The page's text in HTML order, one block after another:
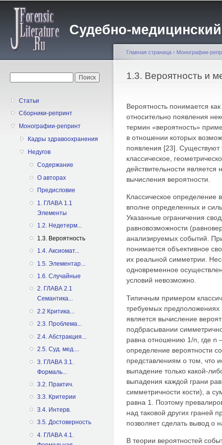
Судебно-
Статьи
Сборники-репринт
Монографии-репринт
Кадры здравоохранения
Недугов
Содержание
О авторах
Предисловие
1. ГЛАВА 1.1
Элементы
1.2. Недетерм...
1.3. Вероятность
1.4. Аксиомат...
1.5. Элементар...
1.6. Случайные
2. ГЛАВА 2.1
Семантика...
2.2 Критика...
2.3. Проблема...
2.4. Абстракция...
2.5. Суд. мед....
3. ГЛАВА 3.1.
Формаль...
3.2. Практич.
3.3. Критерии
3.4. Интерв.
3.5. Достоверность
4. ГЛАВА 4.1.
Вы здесь
Главная страница › Монографии-
1.3. Вероятность и
Вероятность понимается
относительно появления
термин «вероятность»
в отношении которых
появления [23]. Существуют
классическое,
действительности
вычисления вероятности.
Классическое определение
вполне определенных и
Указанные ограничения
равновозможности
анализируемых событий.
понимается объективное
их реальной симметрии.
одновременное
условий невозможно.
Типичным примером
требуемых предположениях
является вычисление
подбрасывании
равна отношению 1/n, где n
определение вероятности
представлениям о том, что
выпадение только какой-
выпадения каждой грани
симметричности кости), а
равна 1. Поэтому
над таковой других граней
позволяет сделать вывод о
В теории вероятностей